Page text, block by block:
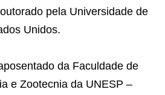
pela Universidade de
Unidos.
da Faculdade de
e Zootecnia da UNESP –